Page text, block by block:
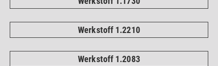
Werkstoff 1.2210
Werkstoff 1.2083